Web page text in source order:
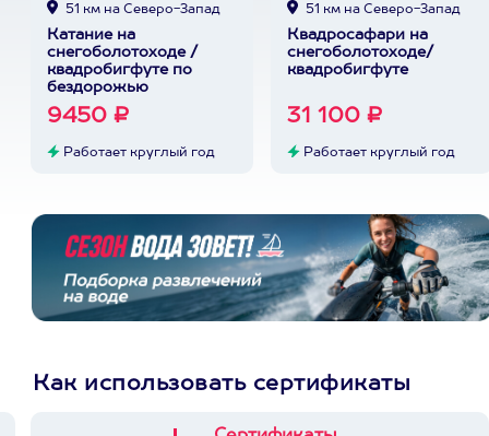
51 км на Северо-Запад
Катание на
снегоболотоходе /
квадробигфуте по
бездорожью
9450 ₽
Работает круглый год
51 км на Северо-Запад
Квадросафари на
снегоболотоходе/
квадробигфуте
31 100 ₽
Работает круглый год
Как использовать сертификаты